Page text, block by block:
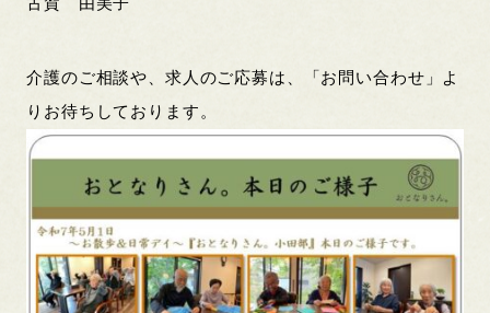
介護のご相談や、求人のご応募は、「お問い合わせ」よ
りお待ちしております。